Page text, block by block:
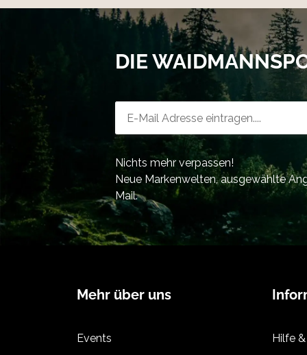
DIE
Nichts mehr verpassen!
Neue Markenwelten, ausgewählte
Mail.
Mehr über uns
Events
Hilfe